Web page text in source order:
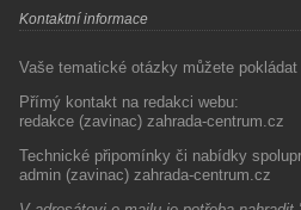
Kontaktní informace
Vaše tematické otázky můžete
Přímý kontakt na redakci webu:
redakce (zavinac) zahrada-centrum.cz
Technické připomínky či nabídky
admin (zavinac) zahrada-centrum.cz